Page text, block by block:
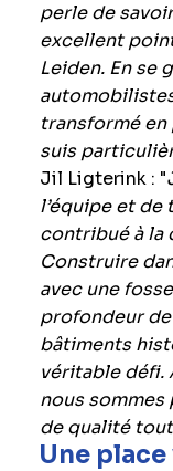
perle de
excellent
Leiden. En se
transformé en
suis
Jil Ligterink : "
l’équipe et
contribué à la
Construire
avec une
profondeur de
bâtiments
véritable défi.
nous sommes
de qualité
Une